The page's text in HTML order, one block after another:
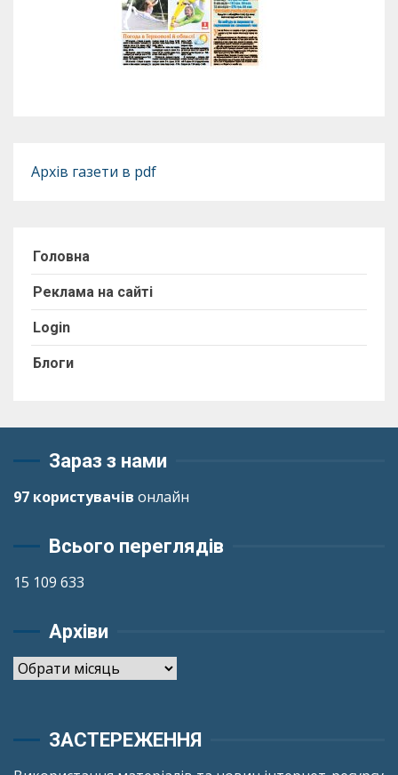
Архів газети в pdf
Головна
Реклама на сайті
Login
Блоги
Зараз з нами
97 користувачів онлайн
Всього переглядів
15 109 633
Архіви
Архіви
ЗАСТЕРЕЖЕННЯ